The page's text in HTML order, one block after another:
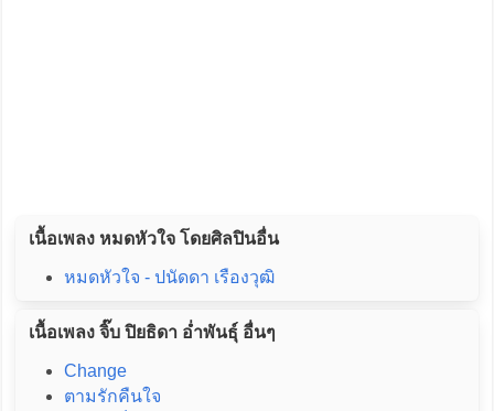
เนื้อเพลง หมดหัวใจ โดยศิลปินอื่น
หมดหัวใจ - ปนัดดา เรืองวุฒิ
เนื้อเพลง จิ๊บ ปิยธิดา อ่ำพันธุ์ อื่นๆ
Change
ตามรักคืนใจ